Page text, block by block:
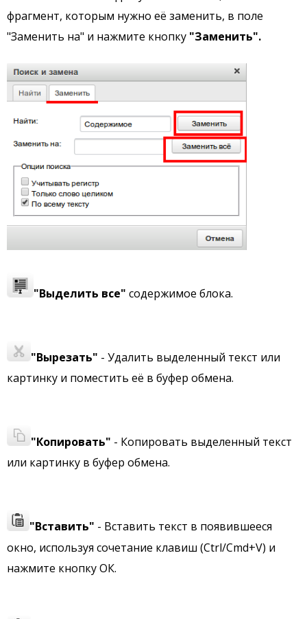
фрагмент, которым нужно её заменить, в поле
"Заменить на" и нажмите кнопку "Заменить".
"Выделить все" содержимое блока.
"Вырезать" - Удалить выделенный текст или
картинку и поместить её в буфер обмена.
"Копировать" - Копировать выделенный текст
или картинку в буфер обмена.
"Вставить" - Вставить текст в появившееся
окно, используя сочетание клавиш (Ctrl/Cmd+V) и
нажмите кнопку ОК.